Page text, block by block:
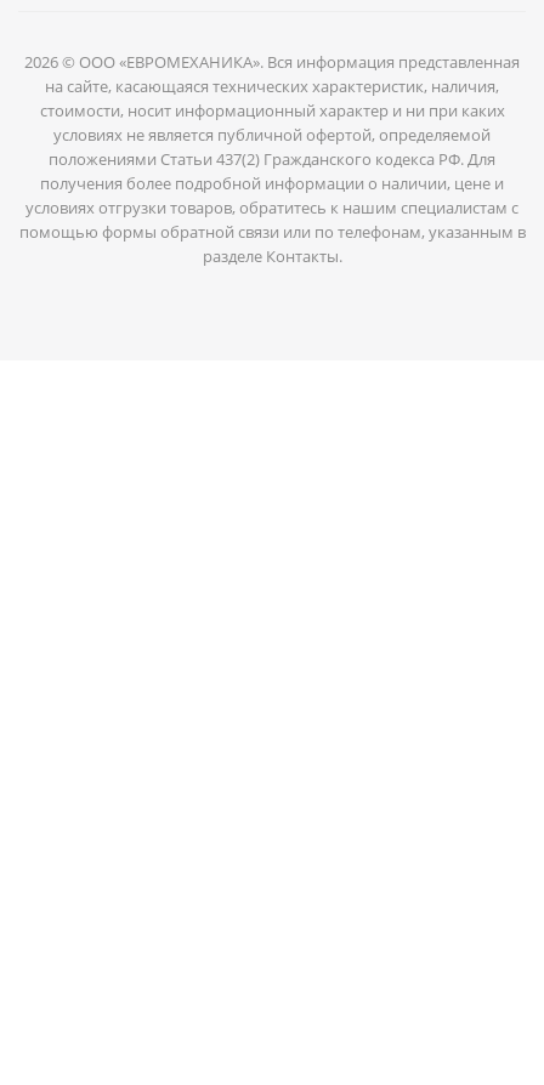
2026 © ООО «ЕВРОМЕХАНИКА». Вся информация представленная
на сайте, касающаяся технических характеристик, наличия,
стоимости, носит информационный характер и ни при каких
условиях не является публичной офертой, определяемой
положениями Статьи 437(2) Гражданского кодекса РФ. Для
получения более подробной информации о наличии, цене и
условиях отгрузки товаров, обратитесь к нашим специалистам с
помощью формы обратной связи или по телефонам, указанным в
разделе Контакты.